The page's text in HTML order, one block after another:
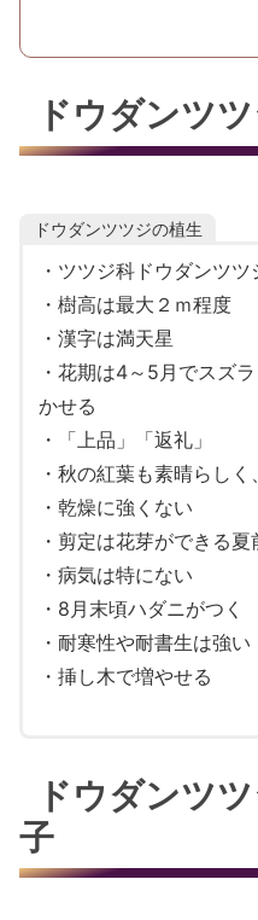
ドウダンツ
ドウダンツツジの植生
・ツツジ科ドウダンツ
・樹高は最大２ｍ程度
・漢字は満天星
・花期は4～5月でスズ
かせる
・「上品」「返礼」
・秋の紅葉も素晴らし
・乾燥に強くない
・剪定は花芽ができる夏
・病気は特にない
・8月末頃ハダニがつく
・耐寒性や耐書生は強い
・挿し木で増やせる
ドウダンツ
子